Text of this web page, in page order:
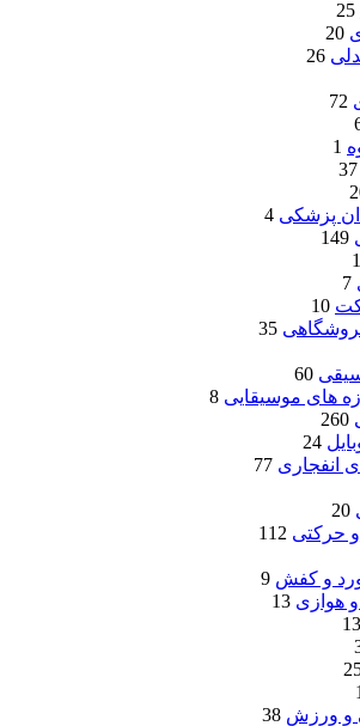
25
20
26
72
1
37
پزشکی 4
149
7
10
35
60
های موسیقایی 8
260
24
انفجاری 77
20
حرکتی 112
و کفش 9
هوازی 13
13
و ورزش 38